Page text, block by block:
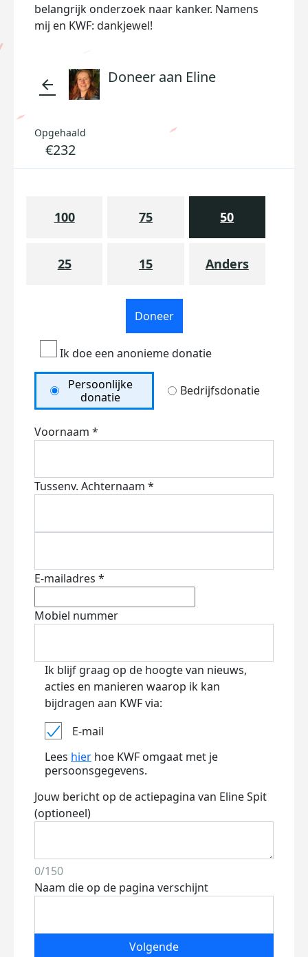
belangrijk onderzoek naar kanker. Namens
mij en KWF: dankjewel!
arrow_back Doneer aan Eline
Opgehaald
€232
100 75 50
25 15 Anders
Doneer
Ik doe een anonieme donatie
Persoonlijke
donatie
Bedrijfsdonatie
Voornaam *
Tussenv. Achternaam *
E-mailadres *
Mobiel nummer
Ik blijf graag op de hoogte van nieuws,
acties en manieren waarop ik kan
bijdragen aan KWF via:
E-mail
Lees hier hoe KWF omgaat met je
persoonsgegevens.
Jouw bericht op de actiepagina van Eline Spit
(optioneel)
0/150
Naam die op de pagina verschijnt
Volgende